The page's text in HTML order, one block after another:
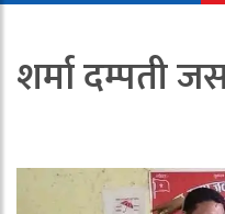
शर्मा दम्पती